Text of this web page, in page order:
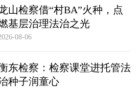
山检察借“村BA”火种，点
基层治理法治之光
08-06
东检察：检察课堂进托管法
种子润童心